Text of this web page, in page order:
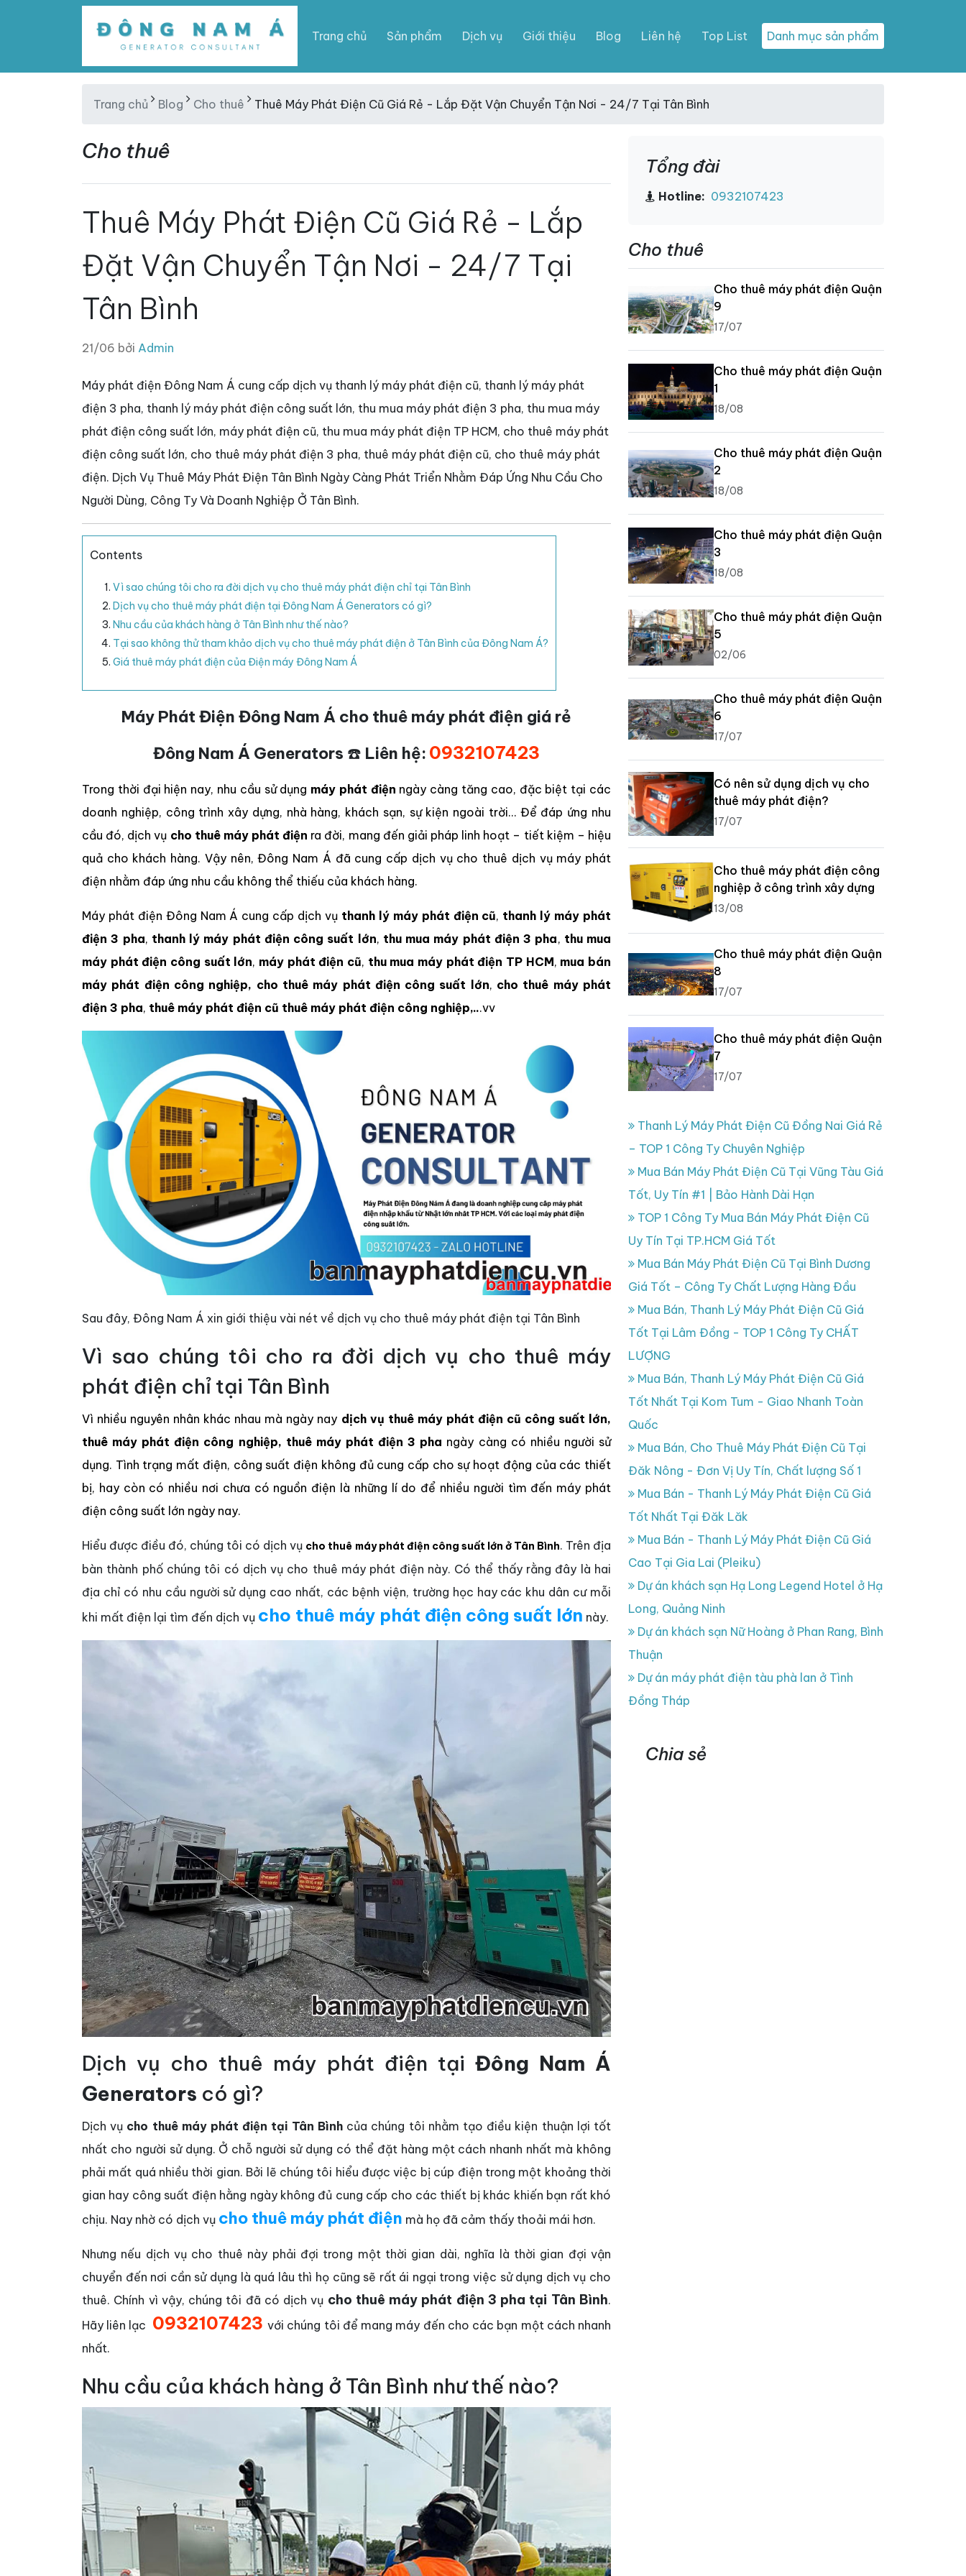
Trang chủ Sản phẩm Dịch vụ Giới thiệu Blog Liên hệ Top List Danh mục sản phẩm
Trang chủ Blog Cho thuê Thuê Máy Phát Điện Cũ Giá Rẻ - Lắp Đặt Vận Chuyển Tận Nơi - 24/7 Tại Tân Bình
Cho thuê
Thuê Máy Phát Điện Cũ Giá Rẻ - Lắp
Đặt Vận Chuyển Tận Nơi - 24/7 Tại
Tân Bình
21/06 bởi Admin
Máy phát điện Đông Nam Á cung cấp dịch vụ thanh lý máy phát điện cũ, thanh lý máy phát
điện 3 pha, thanh lý máy phát điện công suất lớn, thu mua máy phát điện 3 pha, thu mua máy
phát điện công suất lớn, máy phát điện cũ, thu mua máy phát điện TP HCM, cho thuê máy phát
điện công suất lớn, cho thuê máy phát điện 3 pha, thuê máy phát điện cũ, cho thuê máy phát
điện. Dịch Vụ Thuê Máy Phát Điện Tân Bình Ngày Càng Phát Triển Nhằm Đáp Ứng Nhu Cầu Cho
Người Dùng, Công Ty Và Doanh Nghiệp Ở Tân Bình.
Contents
Vì sao chúng tôi cho ra đời dịch vụ cho thuê máy phát điện chỉ tại Tân Bình
Dịch vụ cho thuê máy phát điện tại Đông Nam Á Generators có gì?
Nhu cầu của khách hàng ở Tân Bình như thế nào?
Tại sao không thử tham khảo dịch vụ cho thuê máy phát điện ở Tân Bình của Đông Nam Á?
Giá thuê máy phát điện của Điện máy Đông Nam Á
Máy Phát Điện Đông Nam Á cho thuê máy phát điện giá rẻ
Đông Nam Á Generators ☎️ Liên hệ: 0932107423
Trong thời đại hiện nay, nhu cầu sử dụng máy phát điện ngày càng tăng cao, đặc biệt tại các
doanh nghiệp, công trình xây dựng, nhà hàng, khách sạn, sự kiện ngoài trời… Để đáp ứng nhu
cầu đó, dịch vụ cho thuê máy phát điện ra đời, mang đến giải pháp linh hoạt – tiết kiệm – hiệu
quả cho khách hàng. Vậy nên, Đông Nam Á đã cung cấp dịch vụ cho thuê dịch vụ máy phát
điện nhằm đáp ứng nhu cầu không thể thiếu của khách hàng.
Máy phát điện Đông Nam Á cung cấp dịch vụ thanh lý máy phát điện cũ, thanh lý máy phát
điện 3 pha, thanh lý máy phát điện công suất lớn, thu mua máy phát điện 3 pha, thu mua
máy phát điện công suất lớn, máy phát điện cũ, thu mua máy phát điện TP HCM, mua bán
máy phát điện công nghiệp, cho thuê máy phát điện công suất lớn, cho thuê máy phát
điện 3 pha, thuê máy phát điện cũ thuê máy phát điện công nghiệp,...vv
Sau đây, Đông Nam Á xin giới thiệu vài nét về dịch vụ cho thuê máy phát điện tại Tân Bình
Vì sao chúng tôi cho ra đời dịch vụ cho thuê máy
phát điện chỉ tại Tân Bình
Vì nhiều nguyên nhân khác nhau mà ngày nay dịch vụ thuê máy phát điện cũ công suất lớn,
thuê máy phát điện công nghiệp, thuê máy phát điện 3 pha ngày càng có nhiều người sử
dụng. Tình trạng mất điện, công suất điện không đủ cung cấp cho sự hoạt động của các thiết
bị, hay còn có nhiều nơi chưa có nguồn điện là những lí do để nhiều người tìm đến máy phát
điện công suất lớn ngày nay.
Hiểu được điều đó, chúng tôi có dịch vụ cho thuê máy phát điện công suất lớn ở Tân Bình. Trên địa
bàn thành phố chúng tôi có dịch vụ cho thuê máy phát điện này. Có thể thấy rằng đây là hai
địa chỉ có nhu cầu người sử dụng cao nhất, các bệnh viện, trường học hay các khu dân cư mỗi
khi mất điện lại tìm đến dịch vụ cho thuê máy phát điện công suất lớn này.
Dịch vụ cho thuê máy phát điện tại Đông Nam Á
Generators có gì?
Dịch vụ cho thuê máy phát điện tại Tân Bìnhcủa chúng tôi nhằm tạo điều kiện thuận lợi tốt
nhất cho người sử dụng. Ở chỗ người sử dụng có thể đặt hàng một cách nhanh nhất mà không
phải mất quá nhiều thời gian. Bởi lẽ chúng tôi hiểu được việc bị cúp điện trong một khoảng thời
gian hay công suất điện hằng ngày không đủ cung cấp cho các thiết bị khác khiến bạn rất khó
chịu. Nay nhờ có dịch vụ cho thuê máy phát điện mà họ đã cảm thấy thoải mái hơn.
Nhưng nếu dịch vụ cho thuê này phải đợi trong một thời gian dài, nghĩa là thời gian đợi vận
chuyển đến nơi cần sử dụng là quá lâu thì họ cũng sẽ rất ái ngại trong việc sử dụng dịch vụ cho
thuê. Chính vì vậy, chúng tôi đã có dịch vụ cho thuê máy phát điện 3 pha tại Tân Bình.
Hãy liên lạc 0932107423 với chúng tôi để mang máy đến cho các bạn một cách nhanh
nhất.
Nhu cầu của khách hàng ở Tân Bình như thế nào?
Tổng đài
Hotline: 0932107423
Cho thuê
Cho thuê máy phát điện Quận
9
17/07
Cho thuê máy phát điện Quận
1
18/08
Cho thuê máy phát điện Quận
2
18/08
Cho thuê máy phát điện Quận
3
18/08
Cho thuê máy phát điện Quận
5
02/06
Cho thuê máy phát điện Quận
6
17/07
Có nên sử dụng dịch vụ cho
thuê máy phát điện?
17/07
Cho thuê máy phát điện công
nghiệp ở công trình xây dựng
13/08
Cho thuê máy phát điện Quận
8
17/07
Cho thuê máy phát điện Quận
7
17/07
Thanh Lý Máy Phát Điện Cũ Đồng Nai Giá Rẻ
– TOP 1 Công Ty Chuyên Nghiệp
Mua Bán Máy Phát Điện Cũ Tại Vũng Tàu Giá
Tốt, Uy Tín #1 | Bảo Hành Dài Hạn
TOP 1 Công Ty Mua Bán Máy Phát Điện Cũ
Uy Tín Tại TP.HCM Giá Tốt
Mua Bán Máy Phát Điện Cũ Tại Bình Dương
Giá Tốt – Công Ty Chất Lượng Hàng Đầu
Mua Bán, Thanh Lý Máy Phát Điện Cũ Giá
Tốt Tại Lâm Đồng - TOP 1 Công Ty CHẤT
LƯỢNG
Mua Bán, Thanh Lý Máy Phát Điện Cũ Giá
Tốt Nhất Tại Kom Tum - Giao Nhanh Toàn
Quốc
Mua Bán, Cho Thuê Máy Phát Điện Cũ Tại
Đăk Nông - Đơn Vị Uy Tín, Chất lượng Số 1
Mua Bán - Thanh Lý Máy Phát Điện Cũ Giá
Tốt Nhất Tại Đăk Lăk
Mua Bán - Thanh Lý Máy Phát Điện Cũ Giá
Cao Tại Gia Lai (Pleiku)
Dự án khách sạn Hạ Long Legend Hotel ở Hạ
Long, Quảng Ninh
Dự án khách sạn Nữ Hoàng ở Phan Rang, Bình
Thuận
Dự án máy phát điện tàu phà lan ở Tình
Đồng Tháp
Chia sẻ